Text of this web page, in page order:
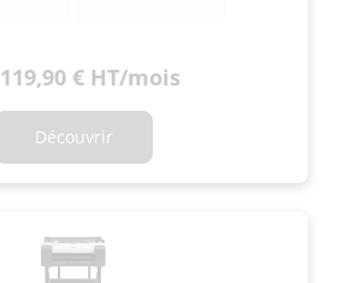
119,90 € HT/mois
Découvrir